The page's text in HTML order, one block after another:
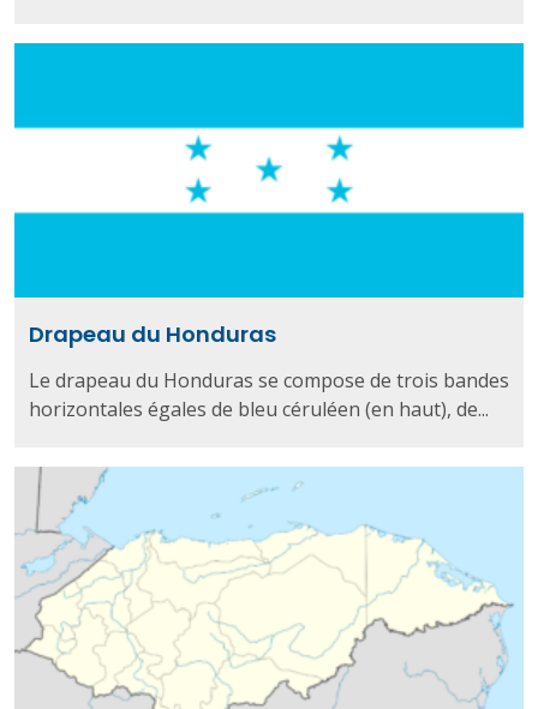
Drapeau du Honduras
Le drapeau du Honduras se compose de trois bandes
horizontales égales de bleu céruléen (en haut), de...